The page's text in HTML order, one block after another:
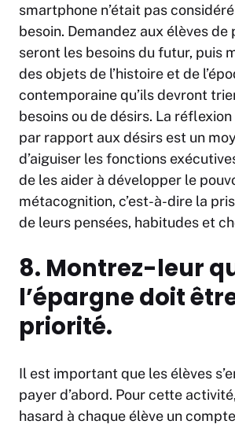
smartphone n’était pas
besoin. Demandez aux élèves
seront les besoins du futur, puis
des objets de l’histoire et de
contemporaine qu’ils devront
besoins ou de désirs. La
par rapport aux désirs est un
d’aiguiser les fonctions
de les aider à développer le
métacognition, c’est-à-dire la
de leurs pensées, habitudes et
8. Montrez-leur
l’épargne doit
priorité.
Il est important que les élèves
payer d’abord. Pour cette
hasard à chaque élève un